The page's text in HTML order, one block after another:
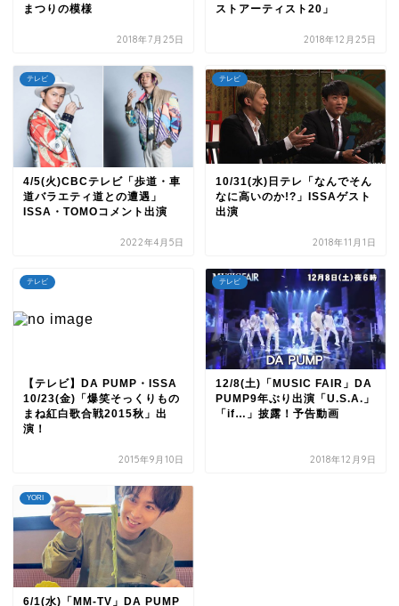
まつりの模様
2018年7月25日
ストアーティスト20」
2018年12月25日
テレビ
4/5(火)CBCテレビ「歩道・車
道バラエティ道との遭遇」
ISSA・TOMOコメント出演
2022年4月5日
テレビ
10/31(水)日テレ「なんでそん
なに高いのか!?」ISSAゲスト
出演
2018年11月1日
テレビ
【テレビ】DA PUMP・ISSA
10/23(金)「爆笑そっくりもの
まね紅白歌合戦2015秋」出
演！
2015年9月10日
テレビ
12/8(土)「MUSIC FAIR」DA
PUMP9年ぶり出演「U.S.A.」
「if…」披露！予告動画
2018年12月9日
YORI
6/1(水)「MM-TV」DA PUMP